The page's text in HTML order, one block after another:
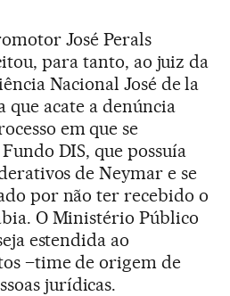
José Perals
para tanto, ao juiz da
Nacional José de la
que acate a denúncia
em que se
DIS, que possuía
de Neymar e se
por não ter recebido o
O Ministério Público
estendida ao
–time de origem de
jurídicas.